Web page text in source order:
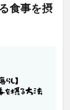
食事を摂